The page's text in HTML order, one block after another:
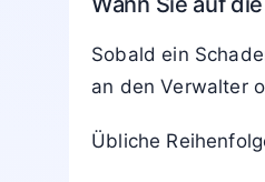
Sobald ein
an den Verwalter
Übliche